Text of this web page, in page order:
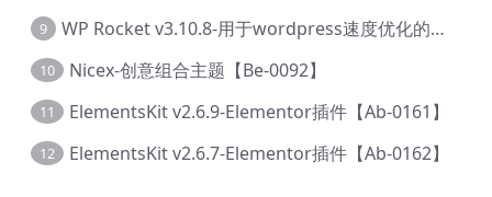
9 WP Rocket v3.10.8-用于wordpress速度优化的缓存加速插件【Cd-0019】
10 Nicex-创意组合主题【Be-0092】
11 ElementsKit v2.6.9-Elementor插件【Ab-0161】
12 ElementsKit v2.6.7-Elementor插件【Ab-0162】